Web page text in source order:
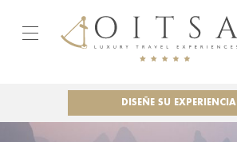
DISEÑE SU EXPERIENCIA